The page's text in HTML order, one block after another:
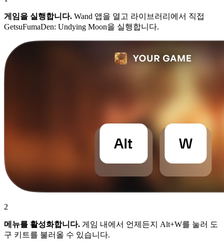
게임을 실행합니다. Wand 앱을 열고 라이브러리에서 직접
GetsuFumaDen: Undying Moon을 실행합니다.
2
메뉴를 활성화합니다. 게임 내에서 언제든지 Alt+W를 눌러 도
구 키트를 불러올 수 있습니다.